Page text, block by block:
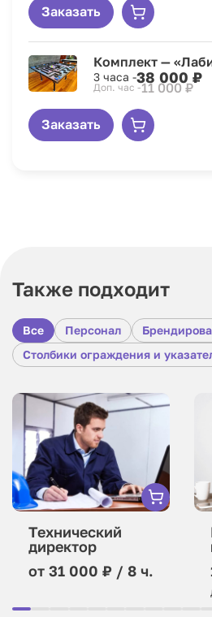
Заказать
Комплект —
3 часа -38 000 ₽
Доп. час -11 000 ₽
Заказать
Также подходит
Все Персонал
Столбики ограждения и
Технический
директор
от 31 000 ₽ / 8 ч.